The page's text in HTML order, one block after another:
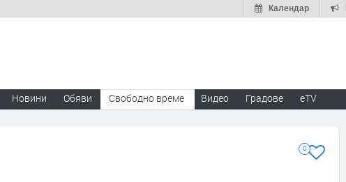
Календар
Новини Обяви Свободно време Видео Градове eTV
0